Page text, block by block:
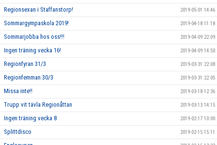
Regionsexan i Staffanstorp! 2019-05-01 14:46
Sommargympaskola 2019! 2019-04-18 11:18
Sommarjobba hos oss!!! 2019-04-09 22:09
Ingen träning vecka 16! 2019-04-09 14:50
Regionfyran 31/3 2019-03-31 22:08
Regionfemman 30/3 2019-03-31 22:05
Missa inte!! 2019-03-18 12:36
Trupp vit tävla Regionåttan 2019-03-13 14:15
Ingen träning vecka 8 2019-02-17 10:00
Splittdisco 2019-02-15 15:11